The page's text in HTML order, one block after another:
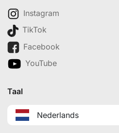
Instagram
TikTok
Facebook
YouTube
Taal
Nederlands